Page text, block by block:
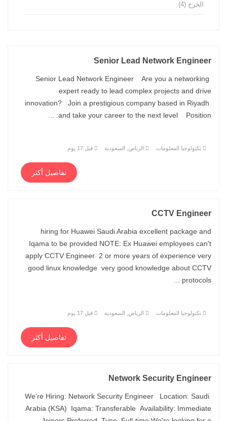
الخرج (4)
Senior Lead Network Engineer
Senior Lead Network Engineer Are you a networking
expert ready to lead complex projects and drive
innovation? Join a prestigious company based in Riyadh
and take your career to the next level Position: ...
تكنولوجيا المعلومات الرياض, السعودية قبل 17 يوم
تفاصيل أكثر
CCTV Engineer
hiring for Huawei Saudi Arabia excellent package and
Iqama to be provided NOTE: Ex Huawei employees can't
apply CCTV Engineer 2 or more years of experience very
good linux knowledge very good knowledge about CCTV
protocols ...
تكنولوجيا المعلومات الرياض, السعودية قبل 17 يوم
تفاصيل أكثر
Network Security Engineer
We're Hiring: Network Security Engineer Location: Saudi
Arabia (KSA) Iqama: Transferable Availability: Immediate